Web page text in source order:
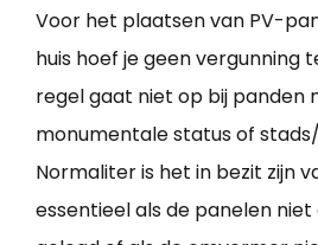
Voor het plaatsen van PV-
huis hoef je geen vergunning
regel gaat niet op bij panden
monumentale status of
Normaliter is het in bezit zijn
essentieel als de panelen